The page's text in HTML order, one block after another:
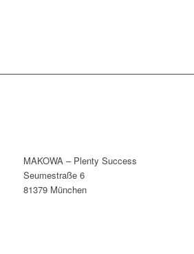
MAKOWA – Plenty Success
Seumestraße 6
81379 München